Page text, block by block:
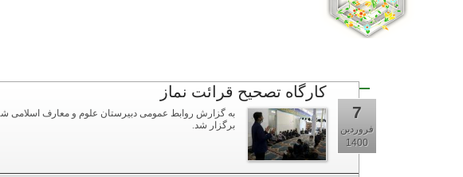
7
فروردین
1400
کارگاه تصحیح قرائت نماز
برگزار شد.